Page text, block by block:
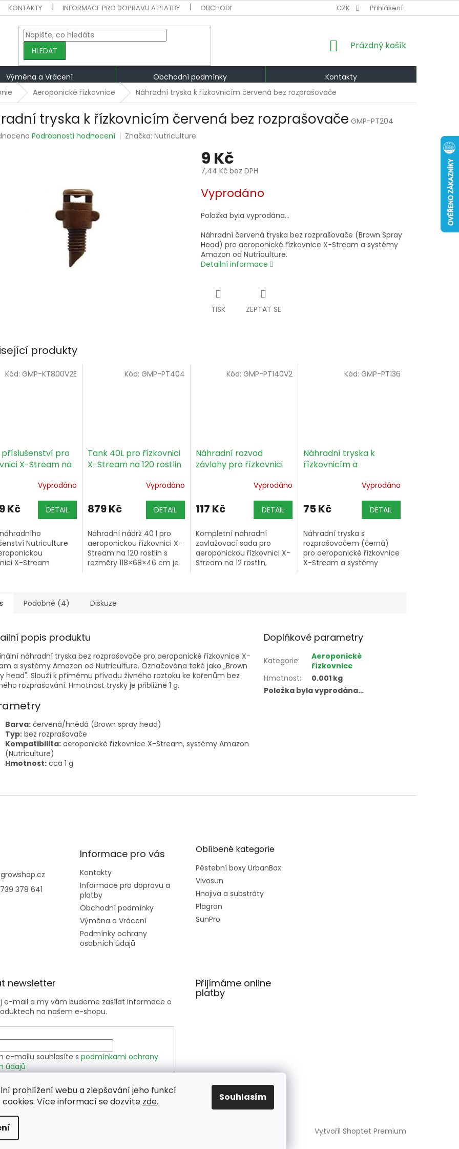
prohlížení webu a zlepšování jeho funkcí
Více informací se dozvíte zde. Souhlasím
KONTAKTY INFORMACE PRO DOPRAVU A PLATBY OBCHODNÍ PODMÍNKY VÝMĚNA A VRÁCENÍ PODMÍNKY OCHRANY
CZK Přihlášení
HLEDAT
NÁKUPNÍ
Prázdný košík
Výměna a Vrácení Obchodní podmínky
Kontakty
Aeroponické řízkovnice Náhradní tryska k řízkovnicím červená bez rozprašovače
tryska k řízkovnicím červená bez rozprašovače GMP-PT204
Podrobnosti hodnocení Značka:Nutriculture
9 Kč
7,44 Kč bez DPH
cena:
Vyprodáno
Položka byla vyprodána…
Náhradní červená tryska bez rozprašovače (Brown Spray
Head) pro aeroponické řízkovnice X-Stream a systémy
Amazon od Nutriculture.
Detailní informace
TISK ZEPTAT SE
produkty
příslušenství pro
X-Stream na
Vyprodáno
Kč DETAIL
Nutriculture
X-Stream
Kód: GMP-KT800V2E
Tank 40L pro řízkovnici
X-Stream na 120 rostlin
Vyprodáno
879 Kč DETAIL
Náhradní nádrž 40 l pro
aeroponickou řízkovnici X-
Stream na 120 rostlin s
rozměry 118×68×46 cm je
systému X-Stream 120.
Kód: GMP-PT404
Náhradní rozvod
závlahy pro řízkovnici
Vyprodáno
117 Kč DETAIL
Kompletní náhradní
zavlažovací sada pro
aeroponickou řízkovnici X-
Stream na 12 rostlin,
Kód:GMP-PT140V2
Náhradní tryska k
řízkovnicím a
rozprašovačemVyprodáno
75 Kč DETAIL
Náhradní tryska s
rozprašovačem (černá)
pro aeroponické řízkovnice
X-Stream a systémy
Kód: GMP-PT136
Podobné (4) Diskuze
popis produktu
náhradní tryska bez rozprašovače pro aeroponické řízkovnice X-
a systémy Amazon od Nutriculture. Označována také jako „Brown
head". Slouží k přímému přívodu živného roztoku ke kořenům bez
rozprašování. Hmotnost trysky je přibližně 1 g.
Barva: červená/hnědá (Brown spray head)
Typ: bez rozprašovače
Kompatibilita: aeroponické řízkovnice X-Stream, systémy Amazon
(Nutriculture)
Hmotnost: cca 1 g
Doplňkové parametry
Kategorie:
Aeroponické
řízkovnice
Hmotnost:
0.001 kg
Položka byla vyprodána…
growshop.cz
378 641
Informace pro vás
Kontakty
Informace pro dopravu a
platby
Obchodní podmínky
Výměna a Vrácení
Podmínky ochrany
osobních údajů
Oblíbené kategorie
Pěstební boxy UrbanBox
Vivosun
Hnojiva a substráty
Plagron
SunPro
newsletter
e-mail a my vám budeme zasílat informace o
na našem e-shopu.
e-mailu souhlasíte s podmínkami ochrany
údajů
SE
Přijímáme online
platby
Vytvořil Shoptet Premium